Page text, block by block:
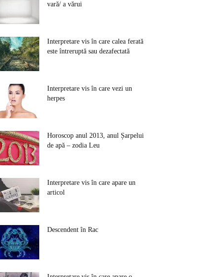
vară/ a vărui
Interpretare vis în care calea ferată
este întreruptă sau dezafectată
Interpretare vis în care vezi un
herpes
Horoscop anul 2013, anul Șarpelui
de apă – zodia Leu
Interpretare vis în care apare un
articol
Descendent în Rac